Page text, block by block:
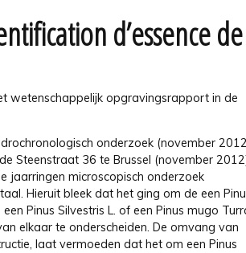
d’essence
wetenschappelijk opgravingsrapport in de
onderzoek (november
Steenstraat 36 te Brussel (november
jaarringen microscopisch onderzoek
Hieruit bleek dat het ging om de een
Pinus Silvestris L. of een Pinus mugo
elkaar te onderscheiden. De omvang van
laat vermoeden dat het om een Pinus